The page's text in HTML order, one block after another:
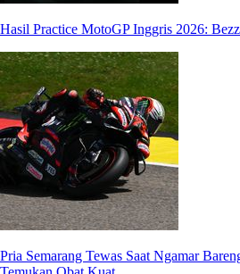
Hasil Practice MotoGP Inggris 2026:
Pria Semarang Tewas Saat Ngamar